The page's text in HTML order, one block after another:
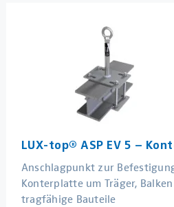
LUX-top® ASP EV 5 –
Anschlagpunkt zur
Konterplatte um Träger,
tragfähige Bauteile